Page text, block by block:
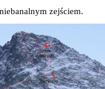
zejściem.